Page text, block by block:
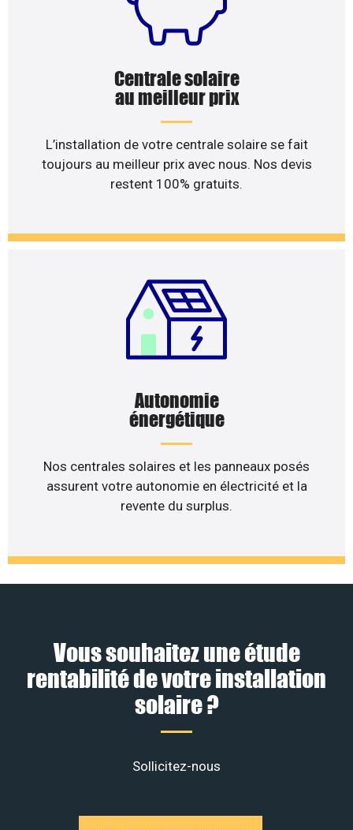
Centrale solaire
au meilleur prix
L’installation de votre centrale solaire se fait
toujours au meilleur prix avec nous. Nos devis
restent 100% gratuits.
Autonomie
énergétique
Nos centrales solaires et les panneaux posés
assurent votre autonomie en électricité et la
revente du surplus.
Vous souhaitez une étude
rentabilité de votre installation
solaire ?
Sollicitez-nous